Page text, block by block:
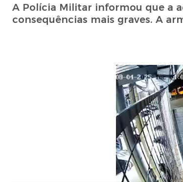
A Polícia Militar informou que a
consequências mais graves. A